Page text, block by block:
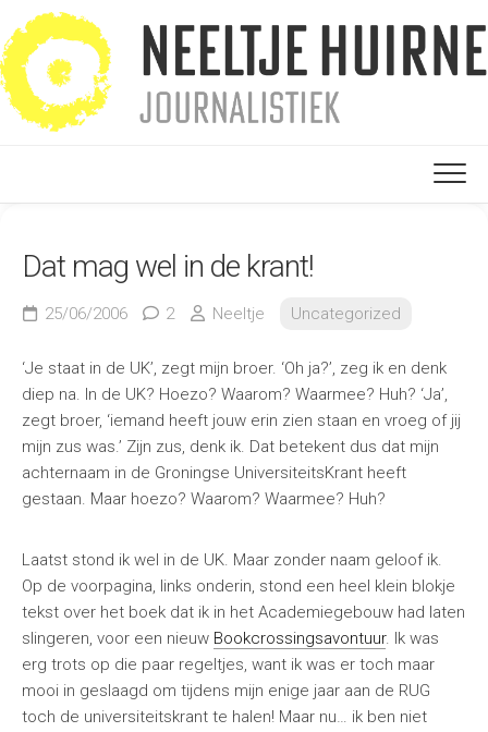
naar
de
inhoud
Dat mag wel in de krant!
25/06/2006 2 Neeltje Uncategorized
‘Je staat in de UK’, zegt mijn broer. ‘Oh ja?’, zeg ik en denk
diep na. In de UK? Hoezo? Waarom? Waarmee? Huh? ‘Ja’,
zegt broer, ‘iemand heeft jouw erin zien staan en vroeg of jij
mijn zus was.’ Zijn zus, denk ik. Dat betekent dus dat mijn
achternaam in de Groningse UniversiteitsKrant heeft
gestaan. Maar hoezo? Waarom? Waarmee? Huh?
Laatst stond ik wel in de UK. Maar zonder naam geloof ik.
Op de voorpagina, links onderin, stond een heel klein blokje
tekst over het boek dat ik in het Academiegebouw had laten
slingeren, voor een nieuw Bookcrossingsavontuur. Ik was
erg trots op die paar regeltjes, want ik was er toch maar
mooi in geslaagd om tijdens mijn enige jaar aan de RUG
toch de universiteitskrant te halen! Maar nu… ik ben niet